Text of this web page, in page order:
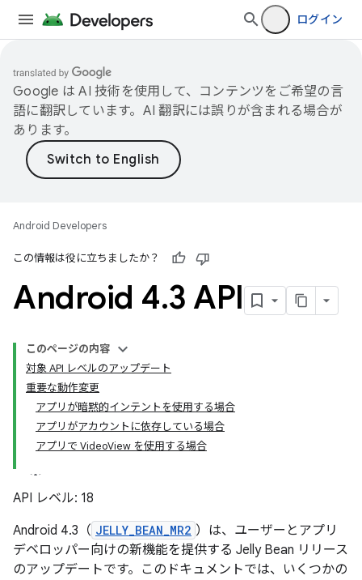
ログイン
Google は AI 技術を使用して、コンテンツをご希望の言
語に翻訳しています。AI 翻訳には誤りが含まれる場合が
あります。
Android Developers
この情報は役に立ちましたか？
Android 4.3 API
このページの内容
対象 API レベルのアップデート
重要な動作変更
アプリが暗黙的インテントを使用する場合
アプリがアカウントに依存している場合
アプリで VideoView を使用する場合
API レベル: 18
Android 4.3（ JELLY_BEAN_MR2 ）は、ユーザーとアプリ
デベロッパー向けの新機能を提供する Jelly Bean リリース
のアップデートです。このドキュメントでは、いくつかの